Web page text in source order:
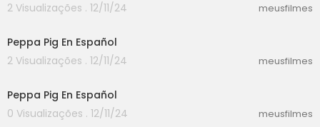
2 Visualizações . 12/11/24
meusfilmes
Peppa Pig En Español
2 Visualizações . 12/11/24
meusfilmes
Peppa Pig En Español
0 Visualizações . 12/11/24
meusfilmes